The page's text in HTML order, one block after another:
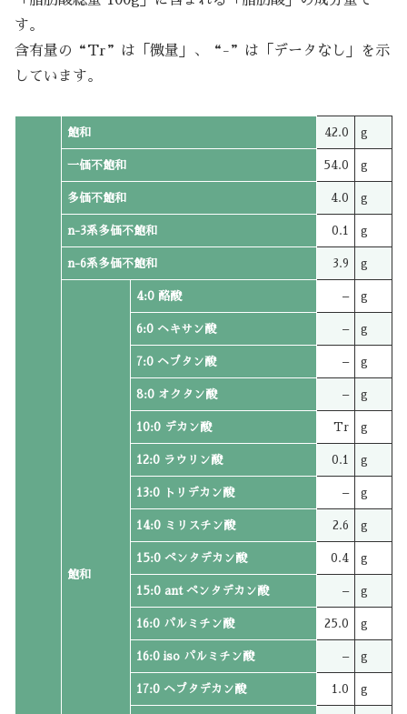
す。
含有量の“Tr”は「微量」、“-”は「データなし」を示
しています。
飽和 42.0 g
一価不飽和 54.0 g
多価不飽和 4.0 g
n-3系多価不飽和 0.1 g
n-6系多価不飽和 3.9 g
飽和
4:0 酪酸 – g
6:0 ヘキサン酸 – g
7:0 ヘプタン酸 – g
8:0 オクタン酸 – g
10:0 デカン酸 Tr g
12:0 ラウリン酸 0.1 g
13:0 トリデカン酸 – g
14:0 ミリスチン酸 2.6 g
15:0 ペンタデカン酸 0.4 g
15:0 ant ペンタデカン酸 – g
16:0 パルミチン酸 25.0 g
16:0 iso パルミチン酸 – g
17:0 ヘプタデカン酸 1.0 g